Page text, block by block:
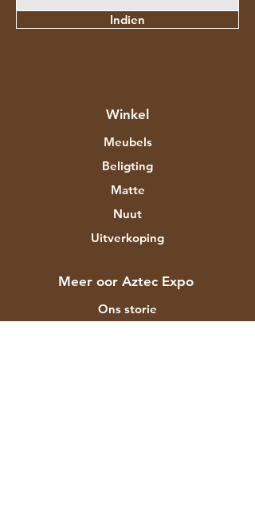
Indien
Winkel
Meubels
Beligting
Matte
Nuut
Uitverkoping
Meer oor Aztec Expo
Ons storie